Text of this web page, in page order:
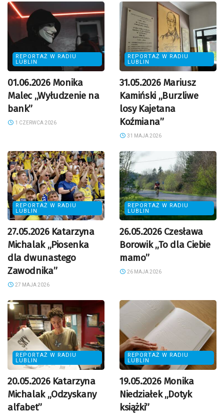
REPORTAŻ W RADIU
LUBLIN
01.06.2026 Monika
Malec „Wyłudzenie na
bank”
1 CZERWCA 2026
REPORTAŻ W RADIU
LUBLIN
31.05.2026 Mariusz
Kamiński „Burzliwe
losy Kajetana
Koźmiana”
31 MAJA 2026
REPORTAŻ W RADIU
LUBLIN
27.05.2026 Katarzyna
Michalak „Piosenka
dla dwunastego
Zawodnika”
27 MAJA 2026
REPORTAŻ W RADIU
LUBLIN
26.05.2026 Czesława
Borowik „To dla Ciebie
mamo”
26 MAJA 2026
REPORTAŻ W RADIU
LUBLIN
20.05.2026 Katarzyna
Michalak „Odzyskany
alfabet”
REPORTAŻ W RADIU
LUBLIN
19.05.2026 Monika
Niedziałek „Dotyk
książki”